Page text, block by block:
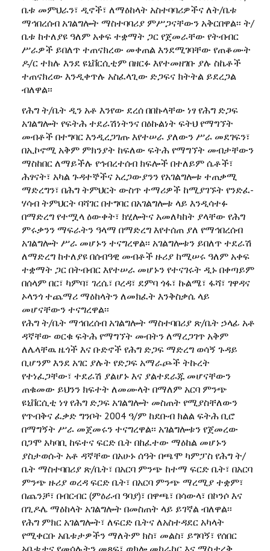
ቤቱ መምህራን፣ ዲኖች፣ ለማዕከላት አስተባባሪዎችና ለት/ቤቱ
ማኅበረሰብ አገልግሎት ማስተባባሪያ ምሥጋናቸውን አቅርበዋል፡፡ ት/
ቤቱ ከተለያዩ ዓለም አቀፍ ተቋማት ጋር የጀመራቸው የትብብር
ሥራዎች ይበለጥ ተጠናክረው መቀጠል እንደሚገባቸው የጠቆሙት
ዶ/ር ተክሉ እንደ ዩኒቨርሲቲም በዘርፉ እየተመዘገቡ ያሉ ስኬቶች
ተጠናክረው እንዲቀጥሉ አስፈላጊው ድጋፍና ክትትል ይደረጋል
ብለዋል፡፡
የሕግ ት/ቤት ዲን አቶ እንየው ደረሰ በበኩላቸው ነፃ የሕግ ድጋፍ
አገልግሎት የፍትሕ ተደራሽነትንና በዕኩልነት ፍትህ የማግኘት
መብቶች በተግባር እንዲረጋገጡ እየተሠራ ያለውን ሥራ መደገፍን፣
በኢኮኖሚ አቅም ምክንያት ከፍለው ፍትሕ የማግኘት መብታቸውን
ማስከበር ለማይችሉ የኅብረተሰብ ክፍሎች በተለይም ሴቶች፣
ሕፃናት፣ አካል ጉዳተኞችና አረጋውያንን የአገልግሎቱ ተጠቃሚ
ማድረግን፣ በሕግ ትምህርት ውስጥ ተማሪዎች ከሚያገኙት የንድፈ-
ሃሳብ ትምህርት ባሻገር በተግባር በአገልግሎቱ ላይ እንዲሳተፉ
በማድረግ የተሟላ ዕውቀት፣ ክሂሎትና አመለካከት ያላቸው የሕግ
ምሩቃንን ማፍራትን ዓላማ በማድረግ እየተሰጠ ያለ የማኅበረሰብ
አገልግሎት ሥራ መሆኑን ተናግረዋል፡፡ አገልግሎቱን ይበለጥ ተደራሽ
ለማድረግ ከተለያዩ በሰብዓዊ መብቶች ዙሪያ ከሚሠሩ ዓለም አቀፍ
ተቋማት ጋር በትብብር እየተሠራ መሆኑን የተናገሩት ዲኑ በቀጣይም
በሰላም በር፣ ካምባ፣ ገረሴ፣ ቦረዳ፣ ደምባ ጎፋ፣ ኩልሜ፣ ፋሻ፣ ገዋዳና
ኦላንጎ ተጨማሪ ማዕከላትን ለመክፈት እንቅስቃሴ ላይ
መሆናቸውን ተናግረዋል፡፡
የሕግ ት/ቤት ማኅበረሰብ አገልግሎት ማስተባበሪያ ጽ/ቤት ኃላፊ አቶ
ዳኛቸው ወርቁ ፍትሕ የማግኘት መብትን ለማረጋገጥ አቅም
ለሌላቸዉ ዜጎች እና ቡድኖች የሕግ ድጋፍ ማድረግ ወሳኝ ጉዳይ
ቢሆንም እንደ አገር ያሉት የድጋፍ አማራጮች ትኩረት
የተነፈጋቸው፣ ተደራሽ ያልሆኑ እና ያልተደራጁ መሆናቸውን
ጠቁመው ይህንን ክፍተት ለመሙላት በማለም አርባ ምንጭ
ዩኒቨርሲቲ ነፃ የሕግ ድጋፍ አገልግሎት መስጠት የሚያስቸለውን
የጥብቅና ፈቃድ ግንቦት 2004 ዓ/ም ከደቡብ ክልል ፍትሕ ቢሮ
በማግኝት ሥራ መጀመሩን ተናግረዋል፡፡ አገልግሎቱን የጀመረው
በጋሞ አካባቢ ከፍተና ፍርድ ቤት በከፈተው ማዕከል መሆኑን
ያስታወሱት አቶ ዳኛቸው በአሁኑ ሰዓት በጫሞ ካምፓስ የሕግ ት/
ቤት ማስተባበሪያ ጽ/ቤት፣ በአርባ ምንጭ ከተማ ፍርድ ቤት፣ በአርባ
ምንጭ ዙሪያ ወረዳ ፍርድ ቤት፣ በአርባ ምንጭ ማረሚያ ተቋም፣
በጨንቻ፣ በብርብር (ምዕራብ ዓባያ)፣ በዋጫ፣ በሳውላ፣ በኮንሶ እና
በጊዶሌ ማዕከላት አገልግሎት በመስጠት ላይ ይገኛል ብለዋል፡፡
የሕግ ምክር አገልግሎት፣ ለፍርድ ቤትና ለአስተዳደር አካላት
የሚቀርቡ አቤቱታዎችን ማለትም ክስ፣ መልስ፣ ይግባኝ፣ የሰበር
አቤቱታና የመሳሉትን መጻፍ፣ ወክሎ መከራከር እና ማስታረቅ